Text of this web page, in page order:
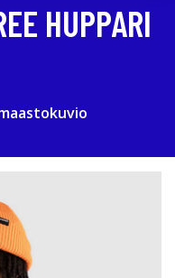
HUPPARI